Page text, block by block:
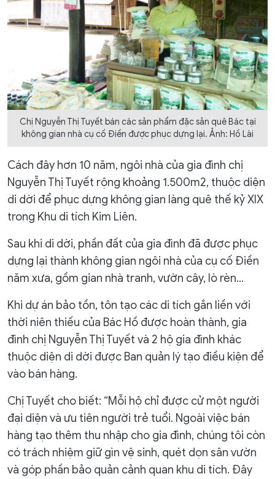
Chị Nguyễn Thị Tuyết bán các sản phẩm đặc sản quê Bác tại
không gian nhà cụ cố Điền được phục dựng lại. Ảnh: Hồ Lài
Cách đây hơn 10 năm, ngôi nhà của gia đình chị
Nguyễn Thị Tuyết rộng khoảng 1.500m2, thuộc diện
di dời để phục dựng không gian làng quê thế kỷ XIX
trong Khu di tích Kim Liên.
Sau khi di dời, phần đất của gia đình đã được phục
dựng lại thành không gian ngôi nhà của cụ cố Điền
năm xưa, gồm gian nhà tranh, vườn cây, lò rèn…
Khi dự án bảo tồn, tôn tạo các di tích gắn liền với
thời niên thiếu của Bác Hồ được hoàn thành, gia
đình chị Nguyễn Thị Tuyết và 2 hộ gia đình khác
thuộc diện di dời được Ban quản lý tạo điều kiện để
vào bán hàng.
Chị Tuyết cho biết: “Mỗi hộ chỉ được cử một người
đại diện và ưu tiên người trẻ tuổi. Ngoài việc bán
hàng tạo thêm thu nhập cho gia đình, chúng tôi còn
có trách nhiệm giữ gìn vệ sinh, quét dọn sân vườn
và góp phần bảo quản cảnh quan khu di tích. Đây